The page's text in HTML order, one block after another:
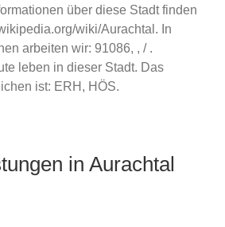
über diese Stadt finden
wiki/Aurachtal. In
arbeiten wir: 91086, , / .
leben in dieser Stadt. Das
ist: ERH, HÖS.
in Aurachtal